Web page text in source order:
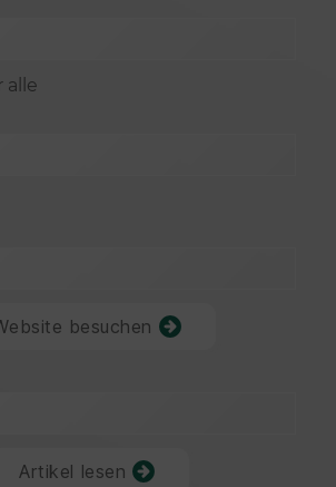
alle
besuchen
Artikel lesen